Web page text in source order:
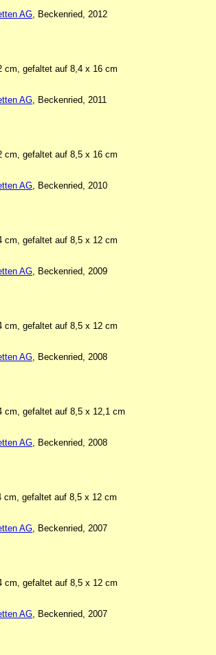
AG, Beckenried, 2012
cm, gefaltet auf 8,4 x 16 cm
AG, Beckenried, 2011
cm, gefaltet auf 8,5 x 16 cm
AG, Beckenried, 2010
cm, gefaltet auf 8,5 x 12 cm
AG, Beckenried, 2009
cm, gefaltet auf 8,5 x 12 cm
AG, Beckenried, 2008
cm, gefaltet auf 8,5 x 12,1 cm
AG, Beckenried, 2008
cm, gefaltet auf 8,5 x 12 cm
AG, Beckenried, 2007
cm, gefaltet auf 8,5 x 12 cm
AG, Beckenried, 2007